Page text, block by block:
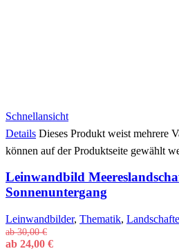
Schnellansicht
Details Dieses Produkt weist mehrere
können auf der Produktseite gewählt
Leinwandbild
Sonnenuntergang
Leinwandbilder, Thematik,
ab30,00€
ab 24,00 €